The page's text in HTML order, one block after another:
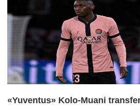
«Yuventus» Kolo-Muani